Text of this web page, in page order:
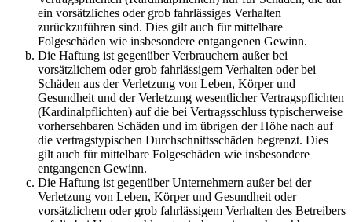
ein vorsätzliches oder grob fahrlässiges Verhalten
zurückzuführen sind. Dies gilt auch für mittelbare
Folgeschäden wie insbesondere entgangenen Gewinn.
Die Haftung ist gegenüber Verbrauchern außer bei
vorsätzlichem oder grob fahrlässigem Verhalten oder bei
Schäden aus der Verletzung von Leben, Körper und
Gesundheit und der Verletzung wesentlicher Vertragspflichten
(Kardinalpflichten) auf die bei Vertragsschluss typischerweise
vorhersehbaren Schäden und im übrigen der Höhe nach auf
die vertragstypischen Durchschnittsschäden begrenzt. Dies
gilt auch für mittelbare Folgeschäden wie insbesondere
entgangenen Gewinn.
Die Haftung ist gegenüber Unternehmern außer bei der
Verletzung von Leben, Körper und Gesundheit oder
vorsätzlichem oder grob fahrlässigem Verhalten des Betreibers